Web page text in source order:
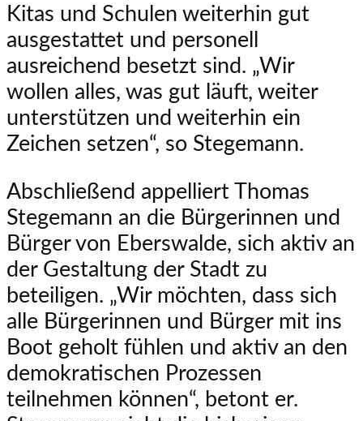
Kitas und Schulen weiterhin gut
ausgestattet und personell
ausreichend besetzt sind. „Wir
wollen alles, was gut läuft, weiter
unterstützen und weiterhin ein
Zeichen setzen“, so Stegemann.
Abschließend appelliert Thomas
Stegemann an die Bürgerinnen und
Bürger von Eberswalde, sich aktiv an
der Gestaltung der Stadt zu
beteiligen. „Wir möchten, dass sich
alle Bürgerinnen und Bürger mit ins
Boot geholt fühlen und aktiv an den
demokratischen Prozessen
teilnehmen können“, betont er.